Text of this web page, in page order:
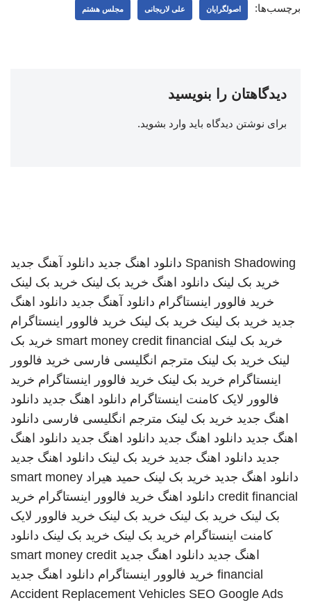
برچسب‌ها: اصولگرایان علی لاریجانی مجلس هشتم
دیدگاهتان را بنویسید
برای نوشتن دیدگاه باید وارد بشوید.
Spanish Shadowing دانلود اهنگ جدید دانلود آهنگ جدید
خرید بک لینک دانلود اهنگ خرید بک لینک خرید بک لینک
خرید فالوور اینستاگرام دانلود آهنگ جدید دانلود اهنگ
جدید خرید بک لینک خرید بک لینک خرید فالوور اینستاگرام
خرید بک لینک smart money credit financial خرید بک
لینک خرید بک لینک مترجم انگلیسی فارسی خرید فالوور
اینستاگرام خرید بک لینک خرید فالوور اینستاگرام خرید
فالوور لایک کامنت اینستاگرام دانلود اهنگ جدید دانلود
اهنگ جدید خرید بک لینک مترجم انگلیسی فارسی دانلود
اهنگ جدید دانلود اهنگ جدید دانلود اهنگ جدید دانلود اهنگ
جدید دانلود اهنگ جدید خرید بک لینک دانلود اهنگ جدید
دانلود اهنگ جدید خرید بک لینک حمید هیراد smart money
credit financial دانلود اهنگ خرید فالوور اینستاگرام خرید
بک لینک خرید بک لینک خرید بک لینک خرید فالوور لایک
کامنت اینستاگرام خرید بک لینک خرید بک لینک دانلود
اهنگ جدید دانلود اهنگ جدید smart money credit
financial خرید فالوور اینستاگرام دانلود اهنگ جدید
Accident Replacement Vehicles SEO Google Ads